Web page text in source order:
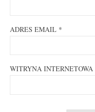
ADRES EMAIL *
WITRYNA INTERNETOWA